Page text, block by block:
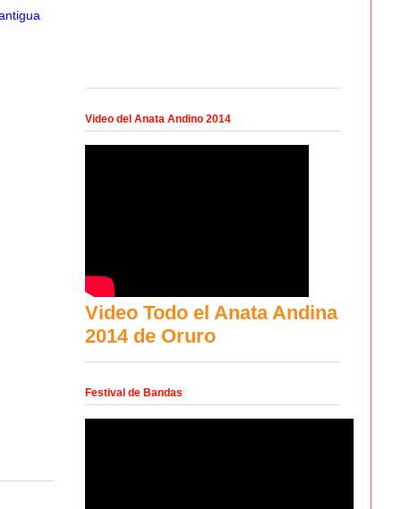
Video del Anata Andino 2014
Video Todo el Anata Andina
2014 de Oruro
Festival de Bandas